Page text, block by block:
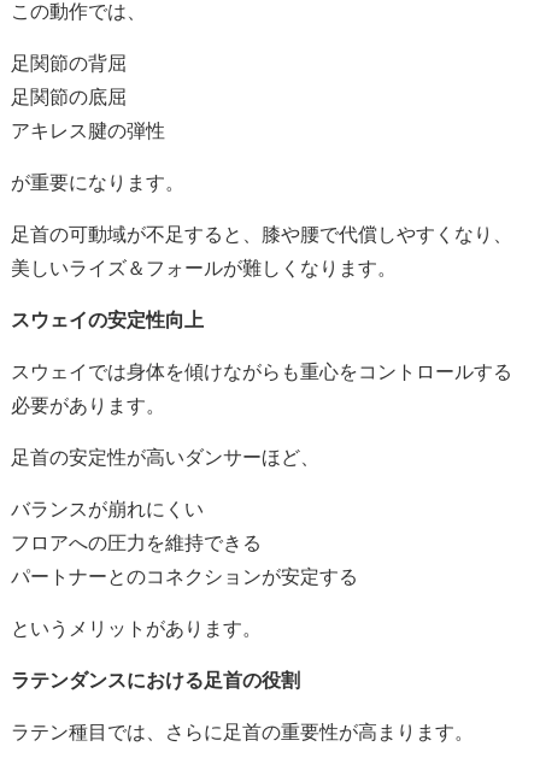
この動作では、
足関節の背屈
足関節の底屈
アキレス腱の弾性
が重要になります。
足首の可動域が不足すると、膝や腰で代償しやすくなり、
美しいライズ＆フォールが難しくなります。
スウェイの安定性向上
スウェイでは身体を傾けながらも重心をコントロールする
必要があります。
足首の安定性が高いダンサーほど、
バランスが崩れにくい
フロアへの圧力を維持できる
パートナーとのコネクションが安定する
というメリットがあります。
ラテンダンスにおける足首の役割
ラテン種目では、さらに足首の重要性が高まります。